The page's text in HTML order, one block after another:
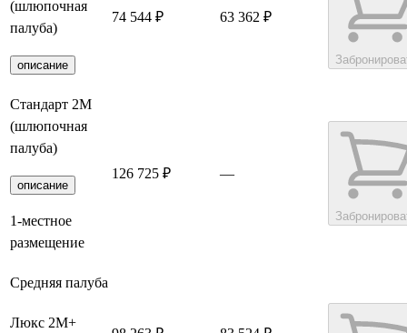
(шлюпочная
палуба)
описание
74 544 ₽ 63 362 ₽
Стандарт 2M
(шлюпочная
палуба)
описание
1-местное
размещение
126 725 ₽ —
Средняя палуба
Люкс 2М+